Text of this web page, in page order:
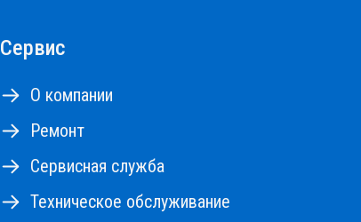
Сервис
О компании
Ремонт
Сервисная служба
Техническое обслуживание